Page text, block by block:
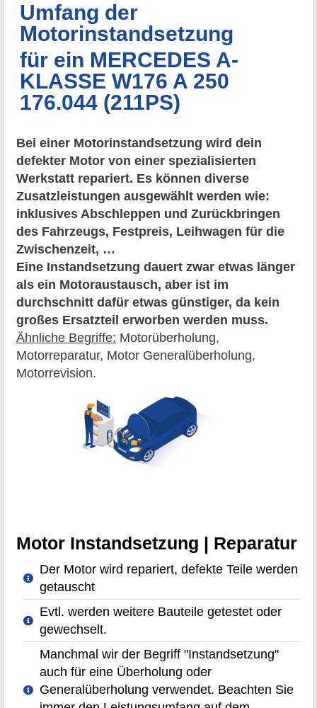
Umfang der
Motorinstandsetzung
für ein MERCEDES A-
KLASSE W176 A 250
176.044 (211PS)
Bei einer Motorinstandsetzung wird dein
defekter Motor von einer spezialisierten
Werkstatt repariert. Es können diverse
Zusatzleistungen ausgewählt werden wie:
inklusives Abschleppen und Zurückbringen
des Fahrzeugs, Festpreis, Leihwagen für die
Zwischenzeit, …
Eine Instandsetzung dauert zwar etwas länger
als ein Motoraustausch, aber ist im
durchschnitt dafür etwas günstiger, da kein
großes Ersatzteil erworben werden muss.
Ähnliche Begriffe: Motorüberholung,
Motorreparatur, Motor Generalüberholung,
Motorrevision.
Motor Instandsetzung | Reparatur
Der Motor wird repariert, defekte Teile werden
getauscht
Evtl. werden weitere Bauteile getestet oder
gewechselt.
Manchmal wir der Begriff "Instandsetzung"
auch für eine Überholung oder
Generalüberholung verwendet. Beachten Sie